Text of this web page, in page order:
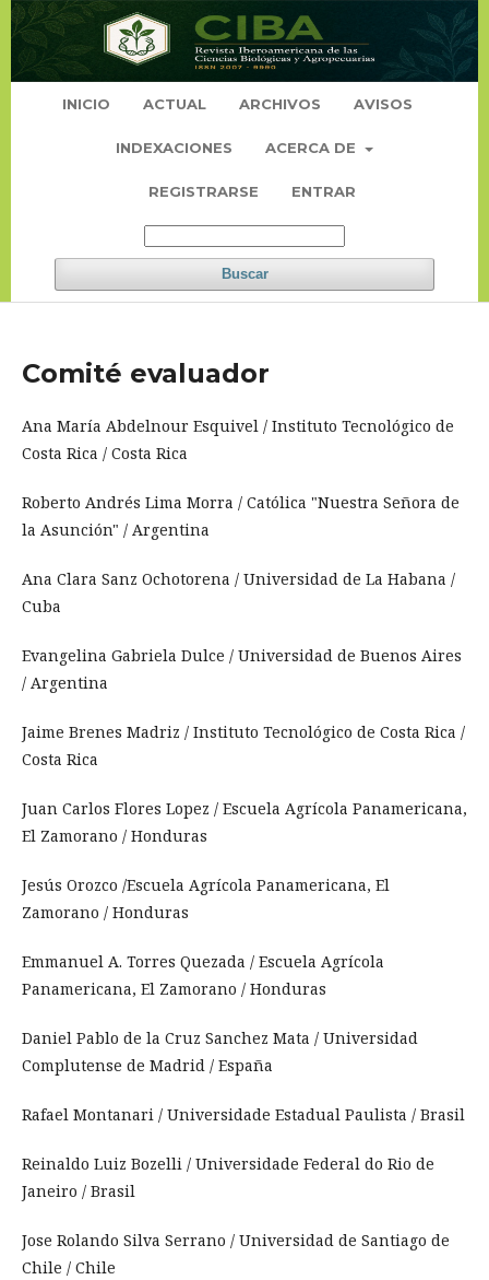
INICIO ACTUAL ARCHIVOS AVISOS
INDEXACIONES ACERCA DE
REGISTRARSE ENTRAR
Buscar
Comité evaluador
Ana María Abdelnour Esquivel / Instituto Tecnológico de
Costa Rica / Costa Rica
Roberto Andrés Lima Morra / Católica "Nuestra Señora de
la Asunción" / Argentina
Ana Clara Sanz Ochotorena / Universidad de La Habana /
Cuba
Evangelina Gabriela Dulce / Universidad de Buenos Aires
/ Argentina
Jaime Brenes Madriz / Instituto Tecnológico de Costa Rica /
Costa Rica
Juan Carlos Flores Lopez / Escuela Agrícola Panamericana,
El Zamorano / Honduras
Jesús Orozco /Escuela Agrícola Panamericana, El
Zamorano / Honduras
Emmanuel A. Torres Quezada / Escuela Agrícola
Panamericana, El Zamorano / Honduras
Daniel Pablo de la Cruz Sanchez Mata / Universidad
Complutense de Madrid / España
Rafael Montanari / Universidade Estadual Paulista / Brasil
Reinaldo Luiz Bozelli / Universidade Federal do Rio de
Janeiro / Brasil
Jose Rolando Silva Serrano / Universidad de Santiago de
Chile / Chile